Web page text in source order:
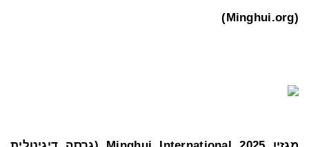
(Minghui.org)